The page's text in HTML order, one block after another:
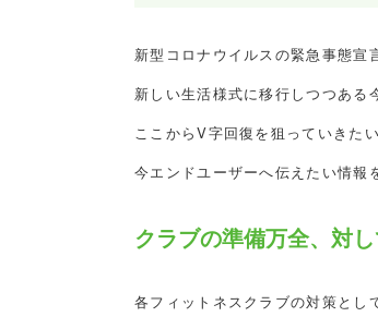
新型コロナウイルスの緊急事態宣
新しい生活様式に移行しつつある
ここからV字回復を狙っていきたい
今エンドユーザーへ伝えたい情報
クラブの準備万全、対
各フィットネスクラブの対策とし